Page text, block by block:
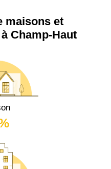
maisons et
Champ-Haut